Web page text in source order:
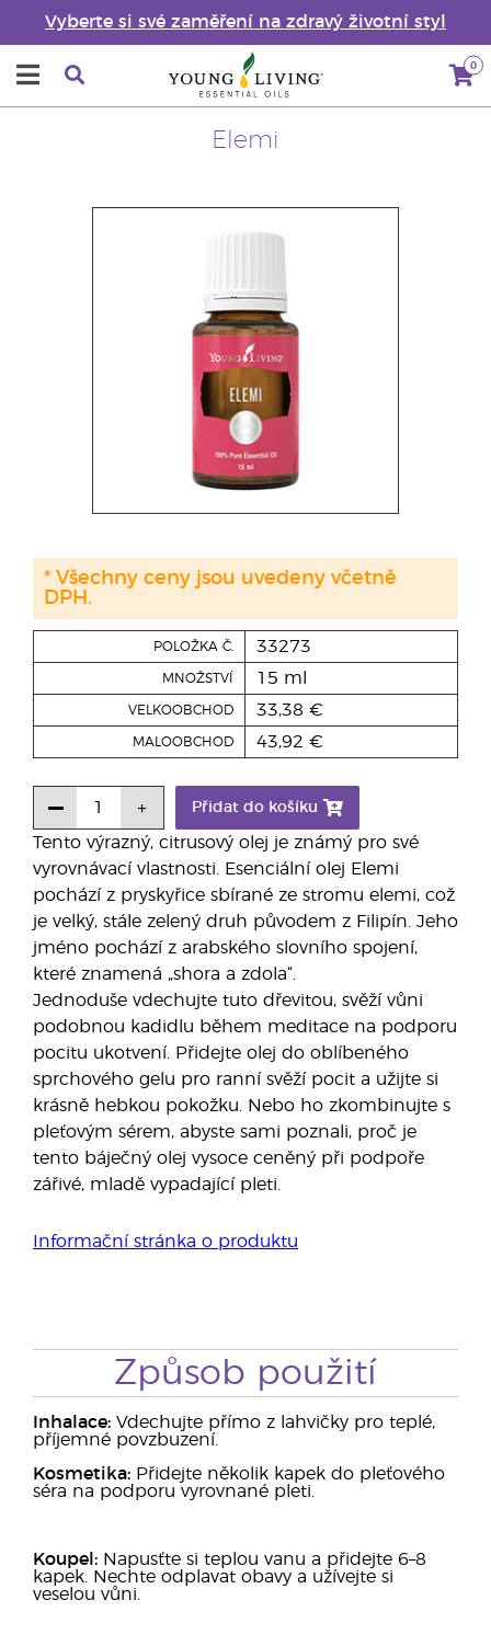
Vyberte si své zaměření na zdravý životní styl
0
Elemi
Tento výrazný, citrusový olej je známý pro své
vyrovnávací vlastnosti. Esenciální olej Elemi
pochází z pryskyřice sbírané ze stromu elemi, což
je velký, stále zelený druh původem z Filipín. Jeho
jméno pochází z arabského slovního spojení,
které znamená „shora a zdola“.
Jednoduše vdechujte tuto dřevitou, svěží vůni
podobnou kadidlu během meditace na podporu
pocitu ukotvení. Přidejte olej do oblíbeného
sprchového gelu pro ranní svěží pocit a užijte si
krásně hebkou pokožku. Nebo ho zkombinujte s
pleťovým sérem, abyste sami poznali, proč je
tento báječný olej vysoce ceněný při podpoře
zářivé, mladě vypadající pleti.
Informační stránka o produktu
POLOŽKA Č. 33273
MNOŽSTVÍ 15 ml
VELKOOBCHOD 33,38 €
MALOOBCHOD 43,92 €
Přidat do košíku
* Všechny ceny jsou uvedeny včetně
DPH.
Způsob použití
Inhalace: Vdechujte přímo z lahvičky pro teplé,
příjemné povzbuzení.
Kosmetika: Přidejte několik kapek do pleťového
séra na podporu vyrovnané pleti.
Koupel: Napusťte si teplou vanu a přidejte 6–8
kapek. Nechte odplavat obavy a užívejte si
veselou vůni.